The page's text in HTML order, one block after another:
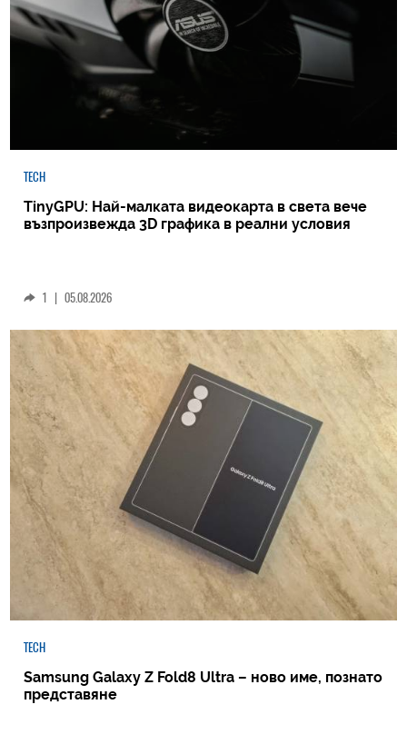
TECH
TinyGPU: Най-малката видеокарта в света вече
възпроизвежда 3D графика в реални условия
1 | 05.08.2026
TECH
Samsung Galaxy Z Fold8 Ultra – ново име, познато
представяне